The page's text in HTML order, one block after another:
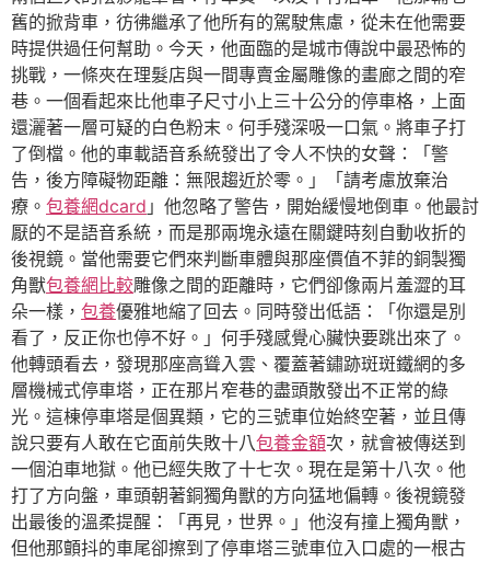
舊的掀背車，彷彿繼承了他所有的駕駛焦慮，從未在他需要
時提供過任何幫助。今天，他面臨的是城市傳說中最恐怖的
挑戰，一條夾在理髮店與一間專賣金屬雕像的畫廊之間的窄
巷。一個看起來比他車子尺寸小上三十公分的停車格，上面
還灑著一層可疑的白色粉末。何手殘深吸一口氣。將車子打
了倒檔。他的車載語音系統發出了令人不快的女聲：「警
告，後方障礙物距離：無限趨近於零。」「請考慮放棄治
療。 包養網dcard 」他忽略了警告，開始緩慢地倒車。他最討
厭的不是語音系統，而是那兩塊永遠在關鍵時刻自動收折的
後視鏡。當他需要它們來判斷車體與那座價值不菲的銅製獨
角獸包養網比較雕像之間的距離時，它們卻像兩片羞澀的耳
朵一樣， 包養優雅地縮了回去。同時發出低語：「你還是別
看了，反正你也停不好。」何手殘感覺心臟快要跳出來了。
他轉頭看去，發現那座高聳入雲、覆蓋著鏽跡斑斑鐵網的多
層機械式停車塔，正在那片窄巷的盡頭散發出不正常的綠
光。這棟停車塔是個異類，它的三號車位始終空著，並且傳
說只要有人敢在它面前失敗十八包養金額次，就會被傳送到
一個泊車地獄。他已經失敗了十七次。現在是第十八次。他
打了方向盤，車頭朝著銅獨角獸的方向猛地偏轉。後視鏡發
出最後的溫柔提醒：「再見，世界。」他沒有撞上獨角獸，
但他那顫抖的車尾卻擦到了停車塔三號車位入口處的一根古